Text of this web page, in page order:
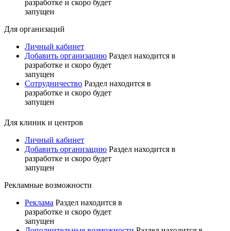
разработке и скоро будет
запущен
Для организаций
Личный кабинет
Добавить организацию Раздел находится в
разработке и скоро будет
запущен
Сотрудничество Раздел находится в
разработке и скоро будет
запущен
Для клиник и центров
Личный кабинет
Добавить организацию Раздел находится в
разработке и скоро будет
запущен
Рекламные возможности
Реклама Раздел находится в
разработке и скоро будет
запущен